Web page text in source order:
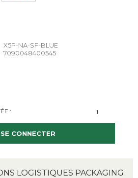
X5P-NA-SF-BLUE
7090048400545
:
SE CONNECTER
LOGISTIQUES PACKAGING